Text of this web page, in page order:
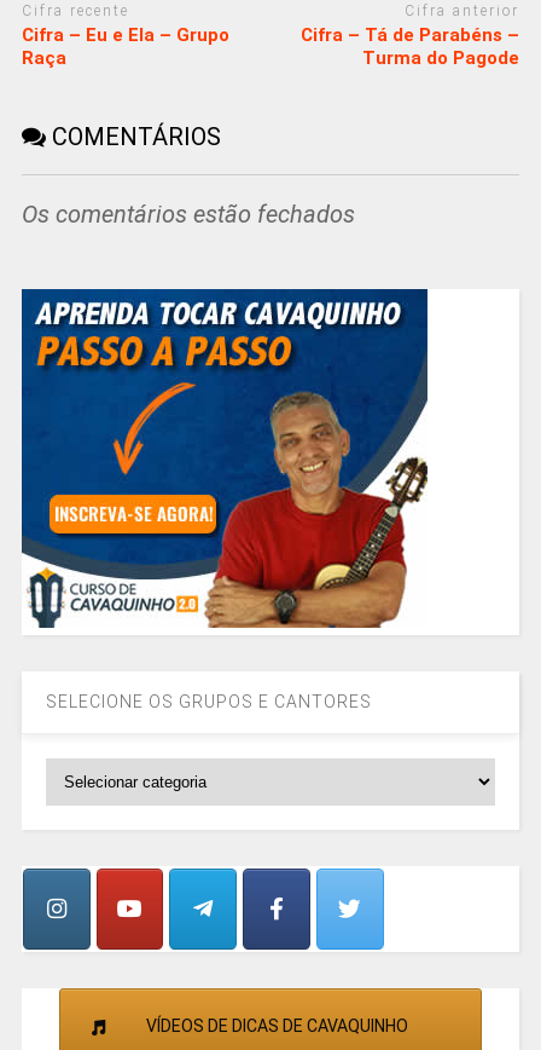
Cifra recente
Cifra – Eu e Ela – Grupo
Raça
Cifra anterior
Cifra – Tá de Parabéns –
Turma do Pagode
COMENTÁRIOS
Os comentários estão fechados
SELECIONE OS GRUPOS E CANTORES
CANTORES
VÍDEOS DE DICAS DE CAVAQUINHO